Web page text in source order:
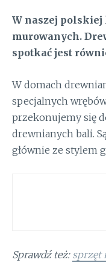
W naszej polskiej
murowanych.
spotkać jest
W domach
specjalnych
przekonujemy się
drewnianych bali.
głównie ze stylem
Sprawdź też: sprzęt